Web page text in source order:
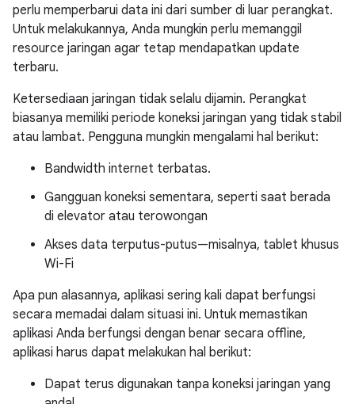
perlu memperbarui data ini dari sumber di luar perangkat.
Untuk melakukannya, Anda mungkin perlu memanggil
resource jaringan agar tetap mendapatkan update
terbaru.
Ketersediaan jaringan tidak selalu dijamin. Perangkat
biasanya memiliki periode koneksi jaringan yang tidak stabil
atau lambat. Pengguna mungkin mengalami hal berikut:
Bandwidth internet terbatas.
Gangguan koneksi sementara, seperti saat berada
di elevator atau terowongan
Akses data terputus-putus—misalnya, tablet khusus
Wi-Fi
Apa pun alasannya, aplikasi sering kali dapat berfungsi
secara memadai dalam situasi ini. Untuk memastikan
aplikasi Anda berfungsi dengan benar secara offline,
aplikasi harus dapat melakukan hal berikut:
Dapat terus digunakan tanpa koneksi jaringan yang